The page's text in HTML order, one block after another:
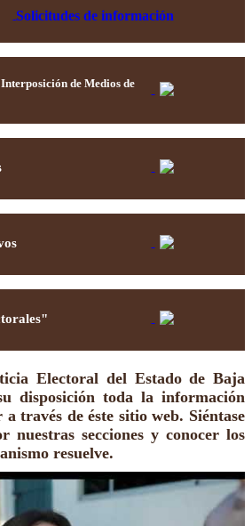
Solicitudes de información
de Medios de
Electoral del Estado de Baja
disposición toda la información
a través de éste sitio web. Siéntase
nuestras secciones y conocer los
resuelve.